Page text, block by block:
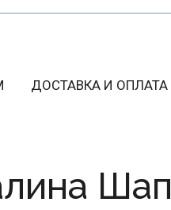
ДОСТАВКА И ОПЛАТА